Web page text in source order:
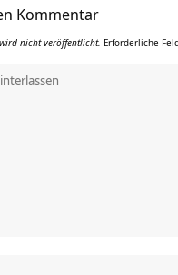
Kommentar
nicht veröffentlicht. Erforderliche